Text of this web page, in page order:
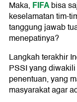
Maka, FIFAbisa
keselamatan tim-
tanggung jawab
menepatinya?
Langkah terakhir
PSSI yang diwakili
penentuan, yang
masyarakat agar